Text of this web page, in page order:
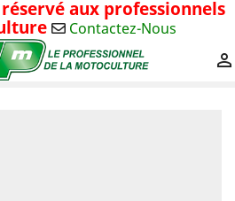
aux professionnels
Contactez-Nous
